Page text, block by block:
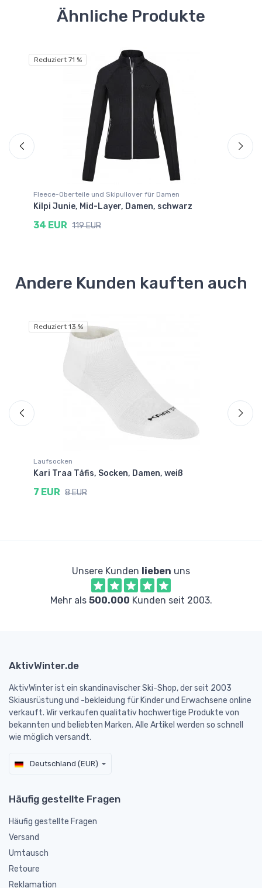
Ähnliche Produkte
Reduziert 71 %
Fleece-Oberteile und Skipullover für Damen
Kilpi Junie, Mid-Layer, Damen, schwarz
34 EUR 119 EUR
Andere Kunden kauften auch
Reduziert 13 %
Laufsocken
Kari Traa Tåfis, Socken, Damen, weiß
7 EUR 8 EUR
Unsere Kunden lieben uns
Mehr als 500.000 Kunden seit 2003.
AktivWinter.de
AktivWinter ist ein skandinavischer Ski-Shop, der seit 2003
Skiausrüstung und -bekleidung für Kinder und Erwachsene online
verkauft. Wir verkaufen qualitativ hochwertige Produkte von
bekannten und beliebten Marken. Alle Artikel werden so schnell
wie möglich versandt.
Deutschland (EUR)
Häufig gestellte Fragen
Häufig gestellte Fragen
Versand
Umtausch
Retoure
Reklamation